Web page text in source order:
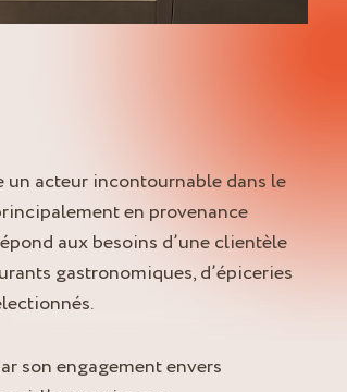
un acteur incontournable dans le
en provenance
aux besoins d’une clientèle
gastronomiques, d’épiceries
son engagement envers